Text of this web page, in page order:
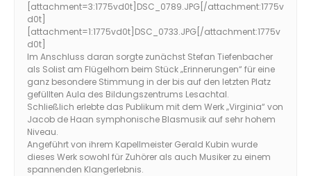
[attachment=3:1775vd0t] DSC_0789.JPG [/attachment:1775v
d0t]
[attachment=1:1775vd0t] DSC_0733.JPG [/attachment:1775v
d0t]
Im Anschluss daran sorgte zunächst Stefan Tiefenbacher
als Solist am Flügelhorn beim Stück „Erinnerungen“ für eine
ganz besondere Stimmung in der bis auf den letzten Platz
gefüllten Aula des Bildungszentrums Lesachtal.
Schließlich erlebte das Publikum mit dem Werk „Virginia“ von
Jacob de Haan symphonische Blasmusik auf sehr hohem
Niveau.
Angeführt von ihrem Kapellmeister Gerald Kubin wurde
dieses Werk sowohl für Zuhörer als auch Musiker zu einem
spannenden Klangerlebnis.